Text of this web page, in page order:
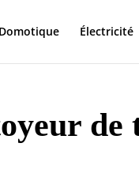
Domotique Électricité